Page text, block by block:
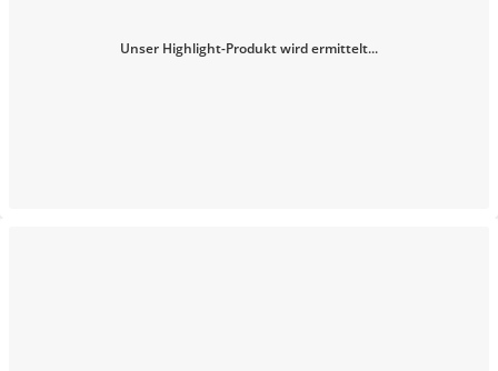
Unser Highlight-Produkt wird ermittelt...